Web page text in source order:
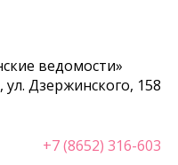
ведомости»
, ул. Дзержинского, 158
+7 (8652) 316-603